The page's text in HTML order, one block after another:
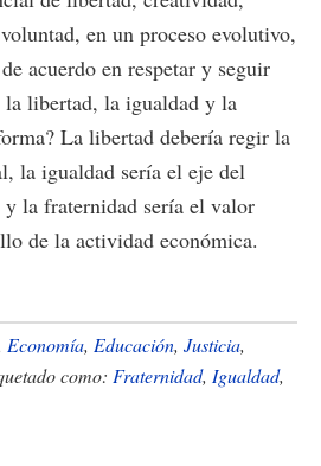
en un proceso evolutivo,
acuerdo en respetar y seguir
libertad, la igualdad y la
La libertad debería regir la
la igualdad sería el eje del
la fraternidad sería el valor
de la actividad económica.
Economía, Educación, Justicia,
como: Fraternidad, Igualdad,